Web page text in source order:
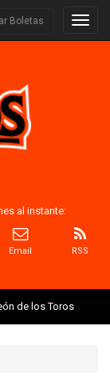
Boletas
al instante:
Email RSS
de los Toros